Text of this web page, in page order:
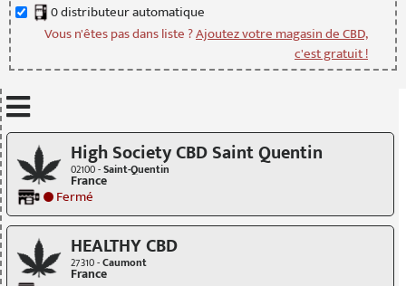
0distributeurautomatique
Vous n'êtes pas dans liste ?Ajoutez votre magasin de CBD,
c'est gratuit !
High Society CBD Saint Quentin
02100 -Saint-Quentin
France
Fermé
HEALTHY CBD
27310 -Caumont
France